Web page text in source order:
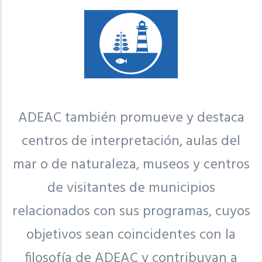
ADEAC también promueve y destaca
centros de interpretación, aulas del
mar o de naturaleza, museos y centros
de visitantes de municipios
relacionados con sus programas, cuyos
objetivos sean coincidentes con la